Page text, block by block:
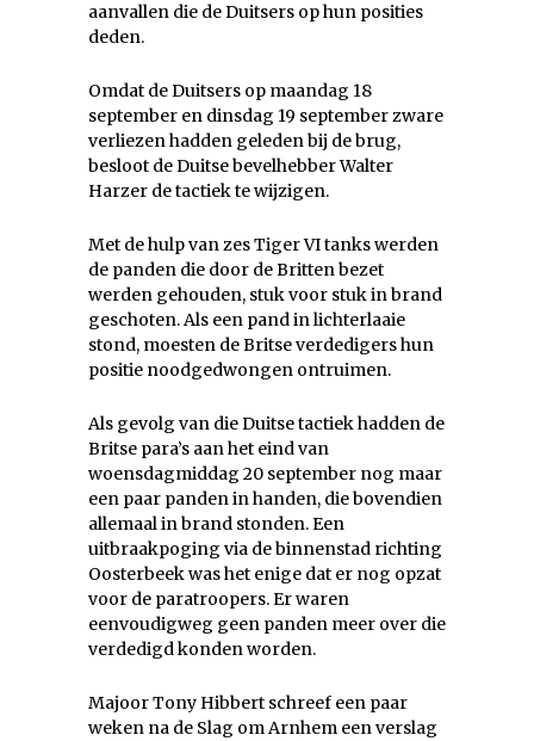
aanvallen die de Duitsers op hun posities
deden.
Omdat de Duitsers op maandag 18
september en dinsdag 19 september zware
verliezen hadden geleden bij de brug,
besloot de Duitse bevelhebber Walter
Harzer de tactiek te wijzigen.
Met de hulp van zes Tiger VI tanks werden
de panden die door de Britten bezet
werden gehouden, stuk voor stuk in brand
geschoten. Als een pand in lichterlaaie
stond, moesten de Britse verdedigers hun
positie noodgedwongen ontruimen.
Als gevolg van die Duitse tactiek hadden de
Britse para’s aan het eind van
woensdagmiddag 20 september nog maar
een paar panden in handen, die bovendien
allemaal in brand stonden. Een
uitbraakpoging via de binnenstad richting
Oosterbeek was het enige dat er nog opzat
voor de paratroopers. Er waren
eenvoudigweg geen panden meer over die
verdedigd konden worden.
Majoor Tony Hibbert schreef een paar
weken na de Slag om Arnhem een verslag